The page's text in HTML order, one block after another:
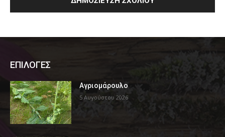
ΕΠΙΛΟΓΕΣ
Αγριομάρουλο
5 Αυγούστου 2026